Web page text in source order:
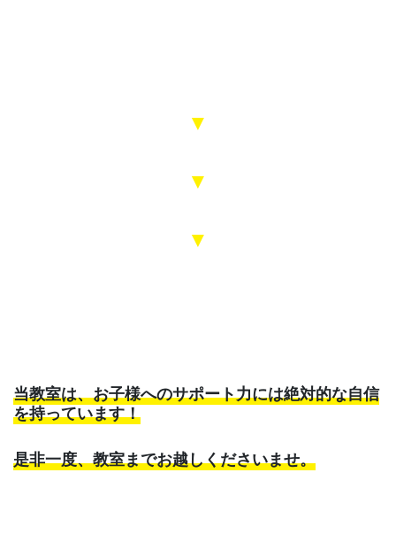
▼
▼
▼
当教室は、お子様へのサポート力には絶対的な自信
を持っています！
是非一度、教室までお越しくださいませ。